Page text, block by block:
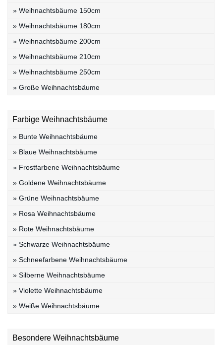
» Weihnachtsbäume 150cm
» Weihnachtsbäume 180cm
» Weihnachtsbäume 200cm
» Weihnachtsbäume 210cm
» Weihnachtsbäume 250cm
» Große Weihnachtsbäume
Farbige Weihnachtsbäume
» Bunte Weihnachtsbäume
» Blaue Weihnachtsbäume
» Frostfarbene Weihnachtsbäume
» Goldene Weihnachtsbäume
» Grüne Weihnachtsbäume
» Rosa Weihnachtsbäume
» Rote Weihnachtsbäume
» Schwarze Weihnachtsbäume
» Schneefarbene Weihnachtsbäume
» Silberne Weihnachtsbäume
» Violette Weihnachtsbäume
» Weiße Weihnachtsbäume
Besondere Weihnachtsbäume